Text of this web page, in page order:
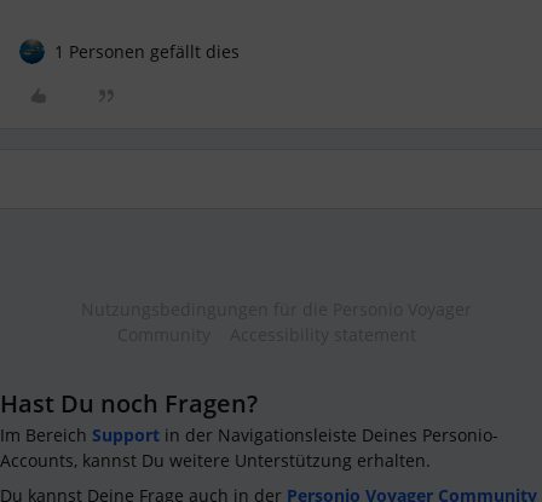
1 Personen gefällt dies
Hast Du noch Fragen?
Im Bereich Support in der Navigationsleiste Deines Personio-
Accounts, kannst Du weitere Unterstützung erhalten.
Du kannst Deine Frage auch in der Personio Voyager Community